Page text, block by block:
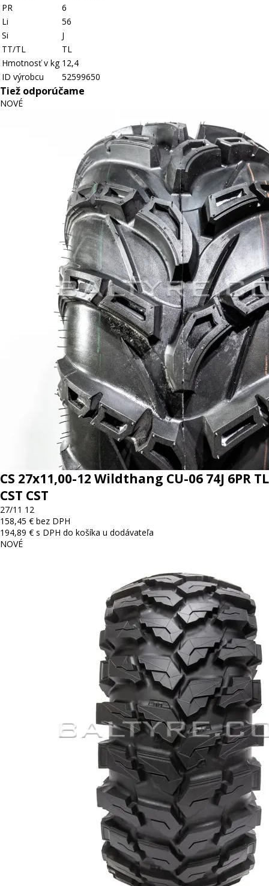
PR
6
Li
56
Si
J
TT/TL
TL
Hmotnosť v kg 12,4
ID výrobcu
52599650
Tiež odporúčame
NOVÉ
CS 27x11,00-12 Wildthang CU-06 74J 6PR TL
CST CST
27/11 12
158,45 € bez DPH
194,89 € s DPH do košíka u dodávateľa
NOVÉ